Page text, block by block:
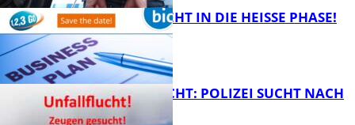
FB News
1,2,3 GO® GEHT IN DIE HEISSE PHASE!
UNFALLFLUCHT: POLIZEI SUCHT NACH
ZEUGEN